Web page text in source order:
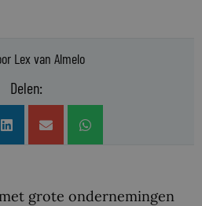
Lex van Almelo
Delen:
grote ondernemingen